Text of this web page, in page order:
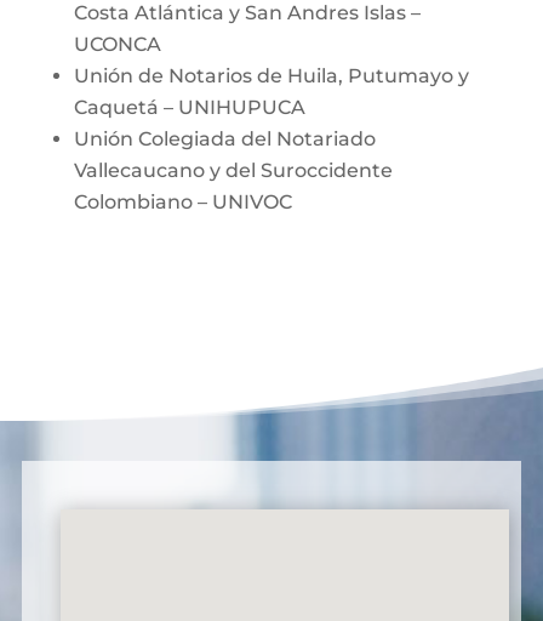
Costa Atlántica y San Andres Islas –
UCONCA
Unión de Notarios de Huila, Putumayo y
Caquetá – UNIHUPUCA
Unión Colegiada del Notariado
Vallecaucano y del Suroccidente
Colombiano – UNIVOC